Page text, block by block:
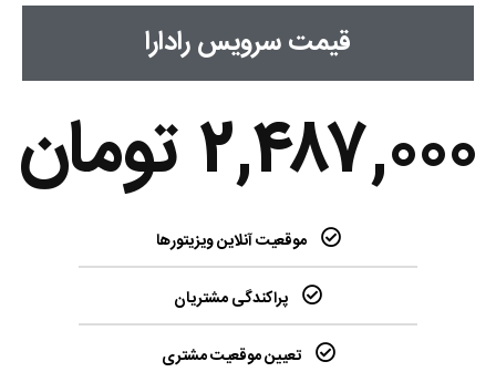
قیمت سرویس رادارا
۲,۴۸۷,۰۰۰تومان
موقعیت آنلاین ویزیتورها
پراکندگی مشتریان
تعیین موقعیت مشتری